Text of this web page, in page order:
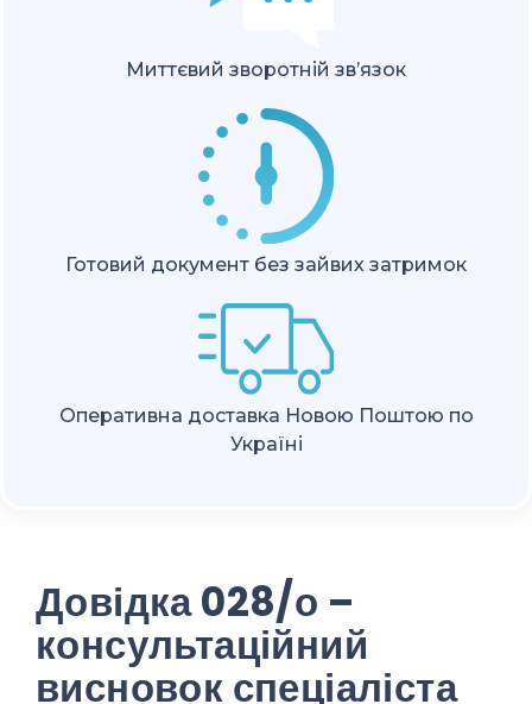
Миттєвий зворотній зв’язок
Готовий документ без зайвих затримок
Оперативна доставка Новою Поштою по
Україні
Довідка 028/о –
консультаційний
висновок спеціаліста